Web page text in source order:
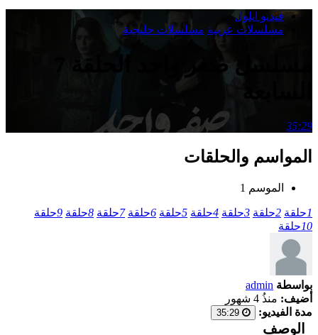
فيديو ايلول
مسلسلات عربية مسلسلات خليجية
السابعة
35:29
المواسم والحلقات
الموسم 1
1حلقة 2حلقة 3حلقة 4حلقة 5حلقة 6حلقة 7حلقة 8حلقة 9حلقة
10حلقة
بواسطة admin
أضيف: منذُ 4 شهور
مدة الفيديو:
الوصف